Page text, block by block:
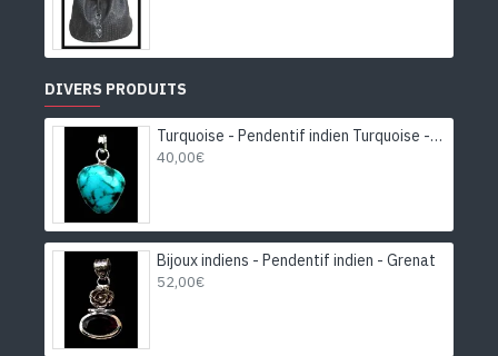
DIVERS PRODUITS
Turquoise - Pendentif indien Turquoise - Bijoux Inde
40,00€
Bijoux indiens - Pendentif indien - Grenat
52,00€